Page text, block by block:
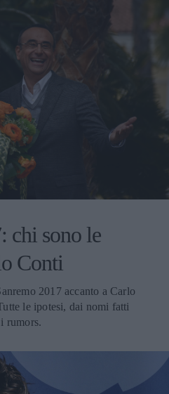
chi sono le
Conti
2017 accanto a Carlo
le ipotesi, dai nomi fatti
rumors.